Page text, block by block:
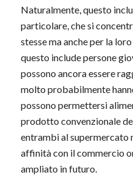
Naturalmente, questo
particolare, che si
stesse ma anche per la
questo include persone
possono ancora essere
molto probabilmente
possono permettersi
prodotto convenzionale
entrambi al supermercato
affinità con il commercio
ampliato in futuro.